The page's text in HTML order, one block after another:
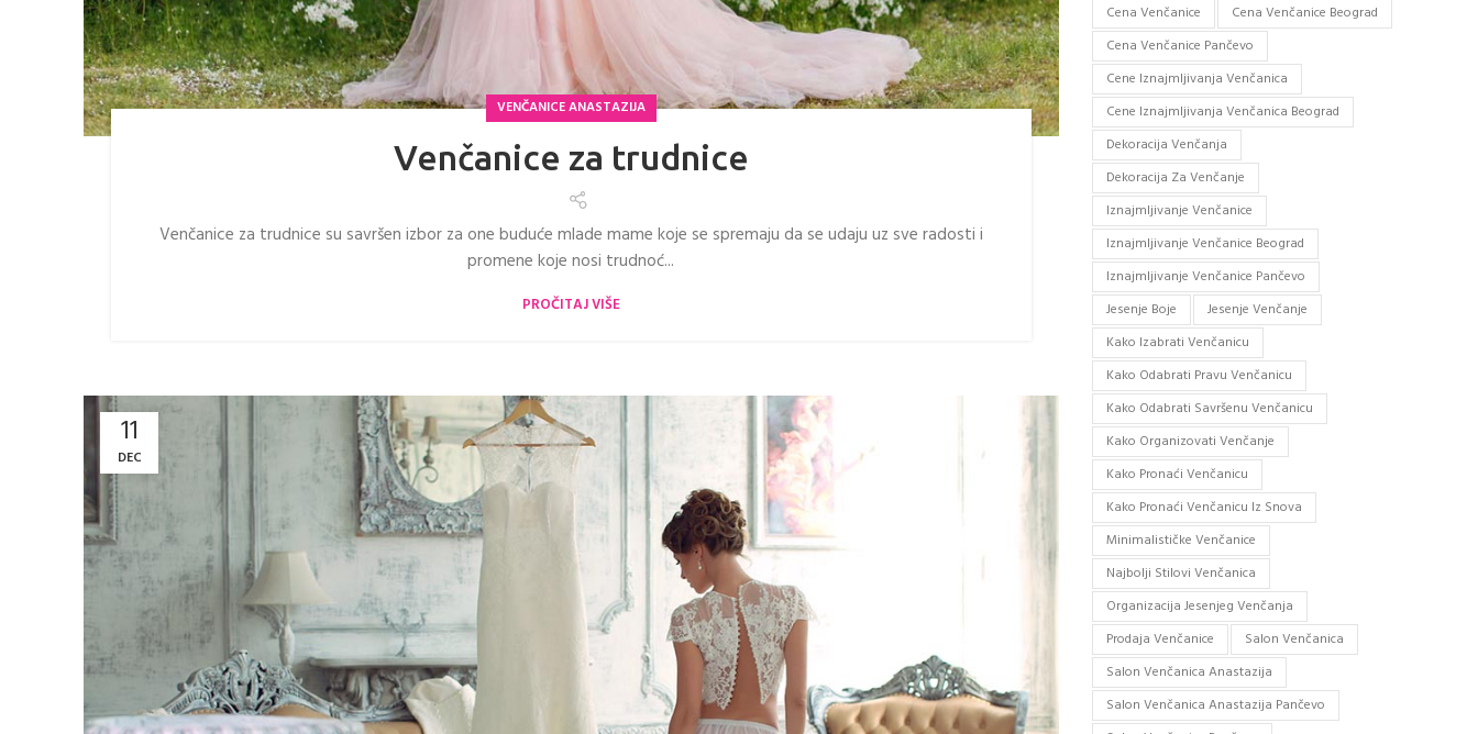
VENČANICE ANASTAZIJA
Venčanice za trudnice
Venčanice za trudnice su savršen izbor za one buduće mlade mame koje se spremaju da se udaju uz sve radosti i
promene koje nosi trudnoć...
PROČITAJ VIŠE
11
DEC
Cena Venčanice
Cena Venčanice Beograd
Cena Venčanice Pančevo
Cene Iznajmljivanja Venčanica
Cene Iznajmljivanja Venčanica Beograd
Dekoracija Venčanja
Dekoracija Za Venčanje
Iznajmljivanje Venčanice
Iznajmljivanje Venčanice Beograd
Iznajmljivanje Venčanice Pančevo
Jesenje Boje
Jesenje Venčanje
Kako Izabrati Venčanicu
Kako Odabrati Pravu Venčanicu
Kako Odabrati Savršenu Venčanicu
Kako Organizovati Venčanje
Kako Pronaći Venčanicu
Kako Pronaći Venčanicu Iz Snova
Minimalističke Venčanice
Najbolji Stilovi Venčanica
Organizacija Jesenjeg Venčanja
Prodaja Venčanice
Salon Venčanica
Salon Venčanica Anastazija
Salon Venčanica Anastazija Pančevo